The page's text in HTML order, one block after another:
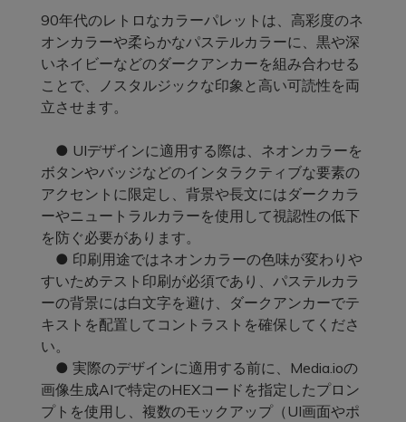
90年代のレトロなカラーパレットは、高彩度のネ
オンカラーや柔らかなパステルカラーに、黒や深
いネイビーなどのダークアンカーを組み合わせる
ことで、ノスタルジックな印象と高い可読性を両
立させます。
● UIデザインに適用する際は、ネオンカラーを
ボタンやバッジなどのインタラクティブな要素の
アクセントに限定し、背景や長文にはダークカラ
ーやニュートラルカラーを使用して視認性の低下
を防ぐ必要があります。
● 印刷用途ではネオンカラーの色味が変わりや
すいためテスト印刷が必須であり、パステルカラ
ーの背景には白文字を避け、ダークアンカーでテ
キストを配置してコントラストを確保してくださ
い。
● 実際のデザインに適用する前に、Media.ioの
画像生成AIで特定のHEXコードを指定したプロン
プトを使用し、複数のモックアップ（UI画面やポ